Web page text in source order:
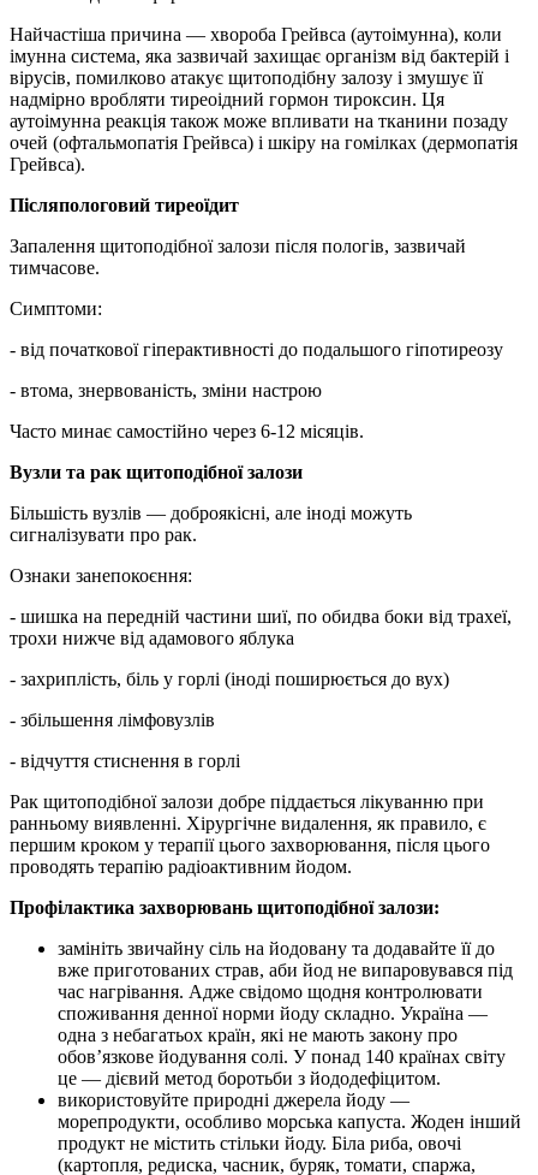
Найчастіша причина — хвороба Грейвса (аутоімунна), коли
імунна система, яка зазвичай захищає організм від бактерій і
вірусів, помилково атакує щитоподібну залозу і змушує її
надмірно вробляти тиреоідний гормон тироксин. Ця
аутоімунна реакція також може впливати на тканини позаду
очей (офтальмопатія Грейвса) і шкіру на гомілках (дермопатія
Грейвса).
Післяпологовий тиреоїдит
Запалення щитоподібної залози після пологів, зазвичай
тимчасове.
Симптоми:
- від початкової гіперактивності до подальшого гіпотиреозу
- втома, знервованість, зміни настрою
Часто минає самостійно через 6-12 місяців.
Вузли та рак щитоподібної залози
Більшість вузлів — доброякісні, але іноді можуть
сигналізувати про рак.
Ознаки занепокоєння:
- шишка на передній частини шиї, по обидва боки від трахеї,
трохи нижче від адамового яблука
- захриплість, біль у горлі (іноді поширюється до вух)
- збільшення лімфовузлів
- відчуття стиснення в горлі
Рак щитоподібної залози добре піддається лікуванню при
ранньому виявленні. Хірургічне видалення, як правило, є
першим кроком у терапії цього захворювання, після цього
проводять терапію радіоактивним йодом.
Профілактика захворювань щитоподібної залози:
замініть звичайну сіль на йодовану та додавайте її до
вже приготованих страв, аби йод не випаровувався під
час нагрівання. Адже свідомо щодня контролювати
споживання денної норми йоду складно. Україна —
одна з небагатьох країн, які не мають закону про
обов’язкове йодування солі. У понад 140 країнах світу
це — дієвий метод боротьби з йододефіцитом.
використовуйте природні джерела йоду —
морепродукти, особливо морська капуста. Жоден інший
продукт не містить стільки йоду. Біла риба, овочі
(картопля, редиска, часник, буряк, томати, спаржа,